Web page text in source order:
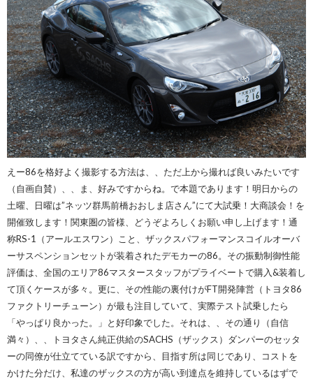
えー86を格好よく撮影する方法は、、ただ上から撮れば良いみたいです
（自画自賛）、、ま、好みですからね。で本題であります！明日からの
土曜、日曜は”ネッツ群馬前橋おおしま店さん”にて大試乗！大商談会！を
開催致します！関東圏の皆様、どうぞよろしくお願い申し上げます！通
称RS-1（アールエスワン）こと、ザックスパフォーマンスコイルオーバ
ーサスペンションセットが装着されたデモカーの86。その振動制御性能
評価は、全国のエリア86マスタースタッフがプライベートで購入&装着し
て頂くケースが多々。更に、その性能の裏付けがFT開発陣営（トヨタ86
ファクトリーチューン）が最も注目していて、実際テスト試乗したら
「やっぱり良かった。」と好印象でした。それは、、その通り（自信
満々）、、トヨタさん純正供給のSACHS（ザックス）ダンパーのセッタ
ーの同僚が仕立てている訳ですから、目指す所は同じであり、コストを
かけた分だけ、私達のザックスの方が高い到達点を維持しているはずで